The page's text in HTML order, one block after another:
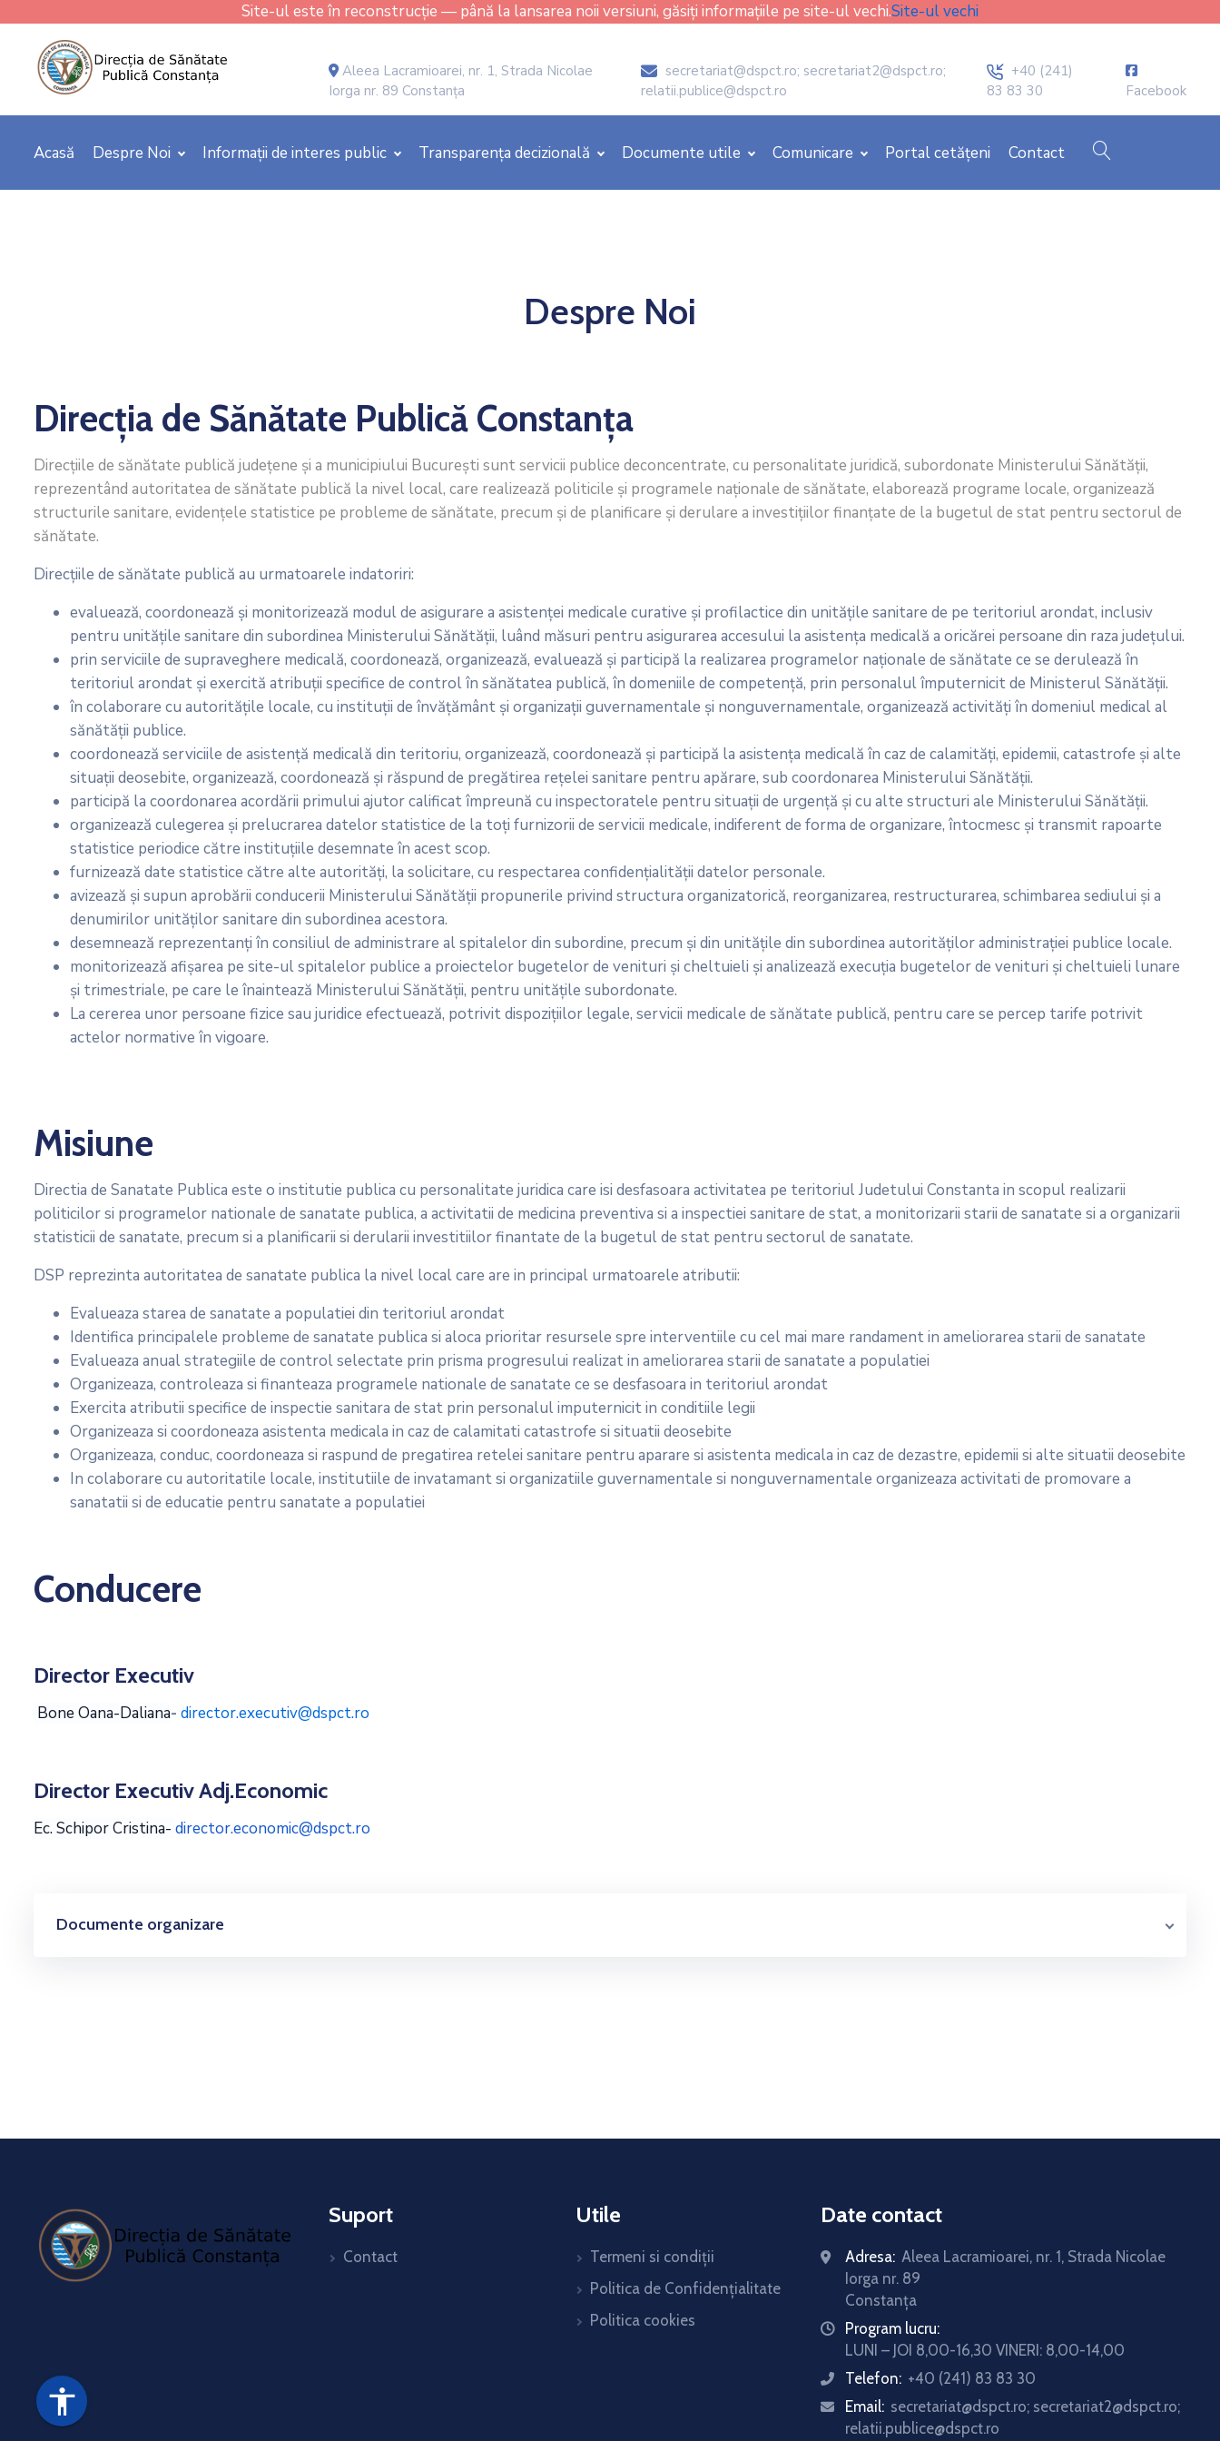
accessibility
Site-ul este în reconstrucție — până la lansarea noii versiuni, găsiți informațiile pe site-ul vechi.Site-ul vechi
Aleea Lacramioarei, nr. 1, Strada Nicolae
Iorga nr. 89 Constanța
icon
secretariat@dspct.ro; secretariat2@dspct.ro;
relatii.publice@dspct.ro
icon
+40 (241)
83 83 30
Facebook
Acasă Despre Noi Informații de interes public Transparența decizională Documente utile Comunicare Portal cetățeni Contact
Despre Noi
Direcția de Sănătate Publică Constanța
Direcţiile de sănătate publică judeţene şi a municipiului Bucureşti sunt servicii publice deconcentrate, cu personalitate juridică, subordonate Ministerului Sănătăţii,
reprezentând autoritatea de sănătate publică la nivel local, care realizează politicile şi programele naţionale de sănătate, elaborează programe locale, organizează
structurile sanitare, evidenţele statistice pe probleme de sănătate, precum şi de planificare şi derulare a investiţiilor finanţate de la bugetul de stat pentru sectorul de
sănătate.
Direcţiile de sănătate publică au urmatoarele indatoriri:
evaluează, coordonează şi monitorizează modul de asigurare a asistenţei medicale curative şi profilactice din unităţile sanitare de pe teritoriul arondat, inclusiv
pentru unităţile sanitare din subordinea Ministerului Sănătăţii, luând măsuri pentru asigurarea accesului la asistenţa medicală a oricărei persoane din raza judeţului.
prin serviciile de supraveghere medicală, coordonează, organizează, evaluează şi participă la realizarea programelor naţionale de sănătate ce se derulează în
teritoriul arondat şi exercită atribuţii specifice de control în sănătatea publică, în domeniile de competenţă, prin personalul împuternicit de Ministerul Sănătăţii.
în colaborare cu autorităţile locale, cu instituţii de învăţământ şi organizaţii guvernamentale şi nonguvernamentale, organizează activităţi în domeniul medical al
sănătăţii publice.
coordonează serviciile de asistenţă medicală din teritoriu, organizează, coordonează şi participă la asistenţa medicală în caz de calamităţi, epidemii, catastrofe şi alte
situaţii deosebite, organizează, coordonează şi răspund de pregătirea reţelei sanitare pentru apărare, sub coordonarea Ministerului Sănătăţii.
participă la coordonarea acordării primului ajutor calificat împreună cu inspectoratele pentru situaţii de urgenţă şi cu alte structuri ale Ministerului Sănătăţii.
organizează culegerea şi prelucrarea datelor statistice de la toţi furnizorii de servicii medicale, indiferent de forma de organizare, întocmesc şi transmit rapoarte
statistice periodice către instituţiile desemnate în acest scop.
furnizează date statistice către alte autorităţi, la solicitare, cu respectarea confidenţialităţii datelor personale.
avizează şi supun aprobării conducerii Ministerului Sănătăţii propunerile privind structura organizatorică, reorganizarea, restructurarea, schimbarea sediului şi a
denumirilor unităţilor sanitare din subordinea acestora.
desemnează reprezentanţi în consiliul de administrare al spitalelor din subordine, precum şi din unităţile din subordinea autorităţilor administraţiei publice locale.
monitorizează afişarea pe site-ul spitalelor publice a proiectelor bugetelor de venituri şi cheltuieli şi analizează execuţia bugetelor de venituri şi cheltuieli lunare
şi trimestriale, pe care le înaintează Ministerului Sănătăţii, pentru unităţile subordonate.
La cererea unor persoane fizice sau juridice efectuează, potrivit dispoziţiilor legale, servicii medicale de sănătate publică, pentru care se percep tarife potrivit
actelor normative în vigoare.
Misiune
Directia de Sanatate Publica este o institutie publica cu personalitate juridica care isi desfasoara activitatea pe teritoriul Judetului Constanta in scopul realizarii
politicilor si programelor nationale de sanatate publica, a activitatii de medicina preventiva si a inspectiei sanitare de stat, a monitorizarii starii de sanatate si a organizarii
statisticii de sanatate, precum si a planificarii si derularii investitiilor finantate de la bugetul de stat pentru sectorul de sanatate.
DSP reprezinta autoritatea de sanatate publica la nivel local care are in principal urmatoarele atributii:
Evalueaza starea de sanatate a populatiei din teritoriul arondat
Identifica principalele probleme de sanatate publica si aloca prioritar resursele spre interventiile cu cel mai mare randament in ameliorarea starii de sanatate
Evalueaza anual strategiile de control selectate prin prisma progresului realizat in ameliorarea starii de sanatate a populatiei
Organizeaza, controleaza si finanteaza programele nationale de sanatate ce se desfasoara in teritoriul arondat
Exercita atributii specifice de inspectie sanitara de stat prin personalul imputernicit in conditiile legii
Organizeaza si coordoneaza asistenta medicala in caz de calamitati catastrofe si situatii deosebite
Organizeaza, conduc, coordoneaza si raspund de pregatirea retelei sanitare pentru aparare si asistenta medicala in caz de dezastre, epidemii si alte situatii deosebite
In colaborare cu autoritatile locale, institutiile de invatamant si organizatiile guvernamentale si nonguvernamentale organizeaza activitati de promovare a
sanatatii si de educatie pentru sanatate a populatiei
Conducere
Director Executiv
Bone Oana-Daliana- director.executiv@dspct.ro
Director Executiv Adj.Economic
Ec. Schipor Cristina- director.economic@dspct.ro
Documente organizare
Suport
Contact
Utile
Termeni si condiții
Politica de Confidențialitate
Politica cookies
Date contact
Adresa: Aleea Lacramioarei, nr. 1, Strada Nicolae
Iorga nr. 89
Constanța
iconProgram lucru:
LUNI – JOI 8,00-16,30 VINERI: 8,00-14,00
icon
Telefon: +40 (241) 83 83 30
icon
Email: secretariat@dspct.ro; secretariat2@dspct.ro;
relatii.publice@dspct.ro